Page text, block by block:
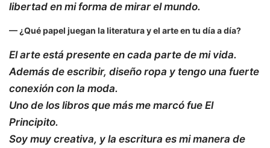
libertad en mi forma de mirar el mundo.
— ¿Qué papel juegan la literatura y el arte en tu día a día?
El arte está presente en cada parte de mi vida.
Además de escribir, diseño ropa y tengo una fuerte
conexión con la moda.
Uno de los libros que más me marcó fue El
Principito.
Soy muy creativa, y la escritura es mi manera de